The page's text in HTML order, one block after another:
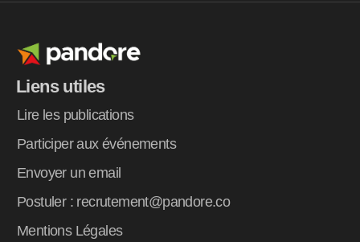
Liens utiles
Lire les publications
Participer aux événements
Envoyer un email
Postuler : recrutement@pandore.co
Mentions Légales